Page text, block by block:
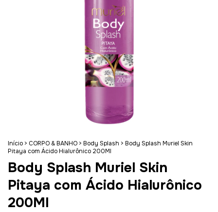
Início > CORPO & BANHO > Body Splash > Body Splash Muriel Skin
Pitaya com Ácido Hialurônico 200Ml
Body Splash Muriel Skin
Pitaya com Ácido Hialurônico
200Ml